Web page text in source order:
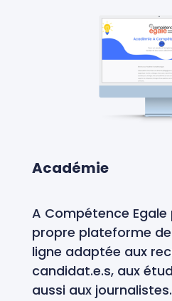
Académie
A Compétence
propre plateforme
ligne adaptée aux
candidat.e.s, aux
aussi aux journalistes.